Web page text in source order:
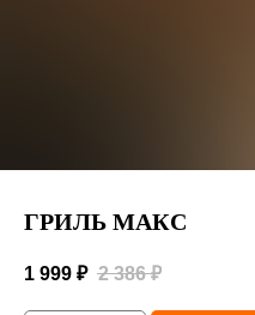
ГРИЛЬ МАКС
1 999 ₽ 2 386 ₽